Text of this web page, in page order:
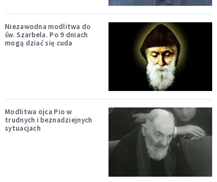
Niezawodna modlitwa do
św. Szarbela. Po 9 dniach
mogą dziać się cuda
Modlitwa ojca Pio w
trudnych i beznadziejnych
sytuacjach